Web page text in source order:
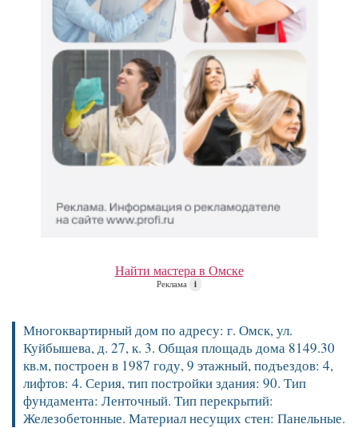
Найти мастера в Омске
Реклама i
Многоквартирный дом по адресу: г. Омск, ул.
Куйбышева, д. 27, к. 3. Общая площадь дома 8149.30
кв.м, построен в 1987 году, 9 этажный, подъездов: 4,
лифтов: 4. Серия, тип постройки здания: 90. Тип
фундамента: Ленточный. Тип перекрытий:
Железобетонные. Материал несущих стен: Панельные.